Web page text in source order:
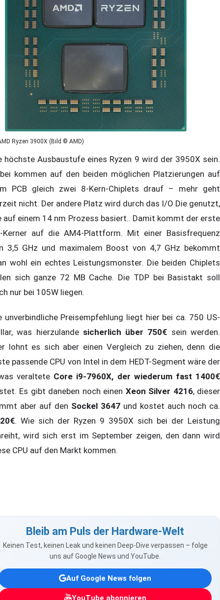
Ryzen 3900X (Bild © AMD)
höchste Ausbaustufe eines Ryzen 9 wird der 3950X sein.
kommen auf den beiden möglichen Platzierungen auf
PCB gleich zwei 8-Kern-Chiplets drauf – mehr geht
nicht. Der andere Platz wird durch das I/O Die genutzt,
auf einem 14 nm Prozess basiert.. Damit kommt der erste
Kerner auf die AM4-Plattform. Mit einer Basisfrequenz
3,5 GHz und maximalem Boost von 4,7 GHz bekommt
wohl ein echtes Leistungsmonster. Die beiden Chiplets
sich ganze 72 MB Cache. Die TDP bei Basistakt soll
nur bei 105W liegen.
unverbindliche Preisempfehlung liegt hier bei ca. 750 US-
was hierzulande sicherlich über 750€ sein werden.
lohnt es sich aber einen Vergleich zu ziehen, denn die
passende CPU von Intel in dem HEDT-Segment wäre der
veraltete Core i9-7960X, der wiederum fast 1400€
Es gibt daneben noch einen Xeon Silver 4216, dieser
aber auf den Sockel 3647 und kostet auch noch ca.
. Wie sich der Ryzen 9 3950X sich bei der Leistung
wird sich erst im September zeigen, den dann wird
CPU auf den Markt kommen.
Bleib am Puls der Hardware-Welt
Keinen Test, keinen Leak und keinen Deep-Dive verpassen – folge
uns auf Google News und YouTube.
Auf Google News folgen
YouTube abonnieren